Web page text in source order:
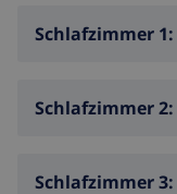
Schlafzimmer 1:
Schlafzimmer 2:
Schlafzimmer 3: